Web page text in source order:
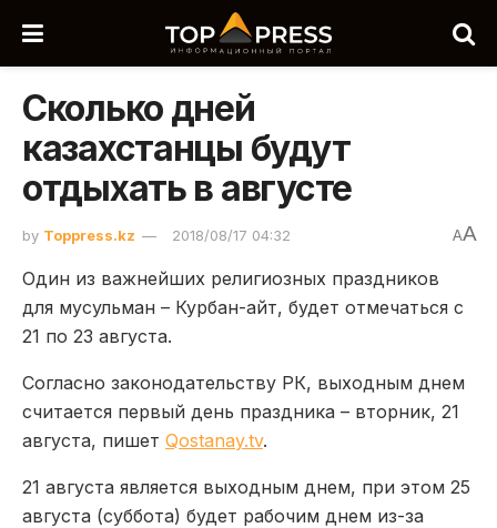
Сколько дней
казахстанцы будут
отдыхать в августе
by Toppress.kz 2018/08/17 04:32 AA
Один из важнейших религиозных праздников
для мусульман – Курбан-айт, будет отмечаться с
21 по 23 августа.
Согласно законодательству РК, выходным днем
считается первый день праздника – вторник, 21
августа, пишет Qostanay.tv.
21 августа является выходным днем, при этом 25
августа (суббота) будет рабочим днем из-за